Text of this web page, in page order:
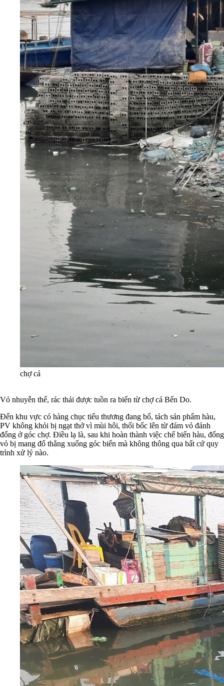
chợ cá
Vỏ nhuyễn thể, rác thải được tuồn ra biển từ chợ cá Bến Do.
Đến khu vực có hàng chục tiểu thương đang bổ, tách sản phẩm hàu,
PV không khỏi bị ngạt thở vì mùi hôi, thối bốc lên từ đám vỏ đánh
đống ở góc chợ. Điều lạ là, sau khi hoàn thành việc chế biến hàu, đống
vỏ bị mang đổ thẳng xuống góc biển mà không thông qua bất cứ quy
trình xử lý nào.